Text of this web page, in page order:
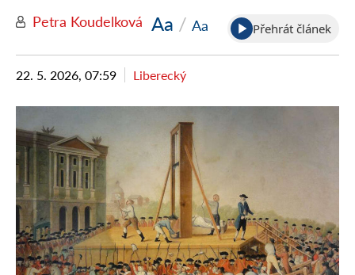
Petra Koudelková Aa / Aa Přehrát článek
22. 5. 2026, 07:59 Liberecký